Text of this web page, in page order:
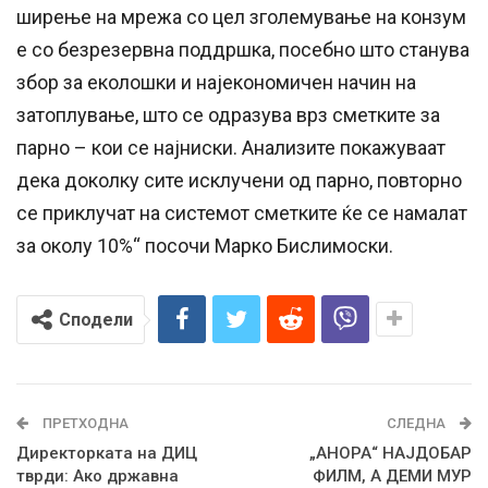
ширење на мрежа со цел зголемување на конзум
е со безрезервна поддршка, посебно што станува
збор за еколошки и најекономичен начин на
затоплување, што се одразува врз сметките за
парно – кои се најниски. Анализите покажуваат
дека доколку сите исклучени од парно, повторно
се приклучат на системот сметките ќе се намалат
за околу 10%“ посочи Марко Бислимоски.
Сподели
ПРЕТХОДНА
Директорката на ДИЦ
тврди: Ако државна
СЛЕДНА
„АНОРА“ НАЈДОБАР
ФИЛМ, А ДЕМИ МУР